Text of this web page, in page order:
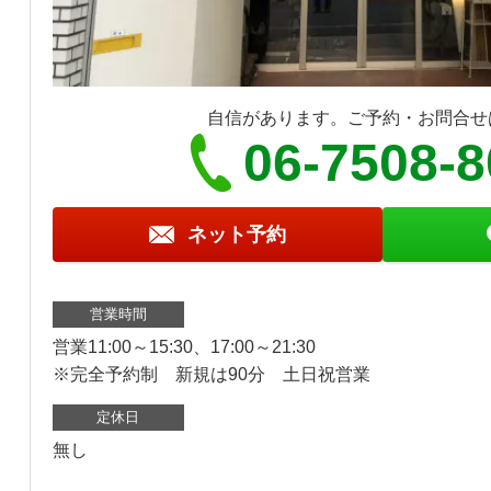
自信があります。ご予約・お問合
06-7508-
ネット予約
営業時間
営業11:00～15:30、17:00～21:30
※完全予約制 新規は90分 土日祝営業
定休日
無し